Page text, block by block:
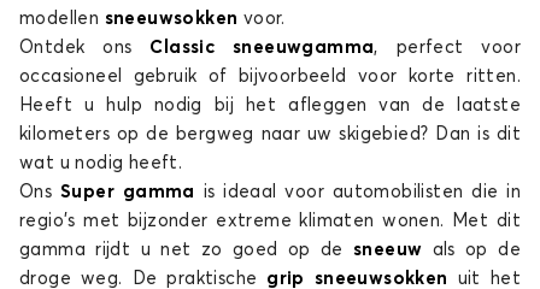
modellen sneeuwsokken voor.
Ontdek ons Classic sneeuwgamma, perfect voor
occasioneel gebruik of bijvoorbeeld voor korte ritten.
Heeft u hulp nodig bij het afleggen van de laatste
kilometers op de bergweg naar uw skigebied? Dan is dit
wat u nodig heeft.
Ons Super gamma is ideaal voor automobilisten die in
regio's met bijzonder extreme klimaten wonen. Met dit
gamma rijdt u net zo goed op de sneeuw als op de
droge weg. De praktische grip sneeuwsokken uit het